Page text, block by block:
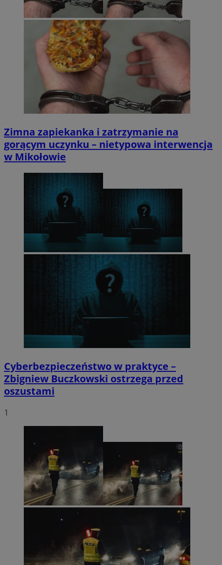
Zimna zapiekanka i zatrzymanie na
gorącym uczynku – nietypowa interwencja
w Mikołowie
Cyberbezpieczeństwo w praktyce –
Zbigniew Buczkowski ostrzega przed
oszustami
1